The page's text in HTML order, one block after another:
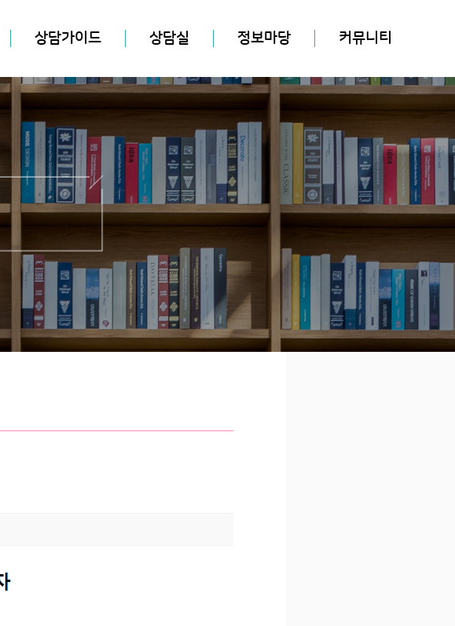
상담가이드 상담실 정보마당 커뮤니티